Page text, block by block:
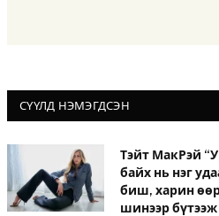
СҮҮЛД НЭМЭГДСЭН
Тэйт МакРэй
байх нь нэг
биш, харин
шинээр бүтээж